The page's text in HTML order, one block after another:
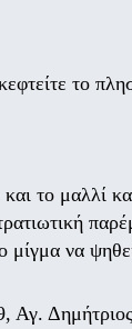
το
το μαλλί
να
Αγ.